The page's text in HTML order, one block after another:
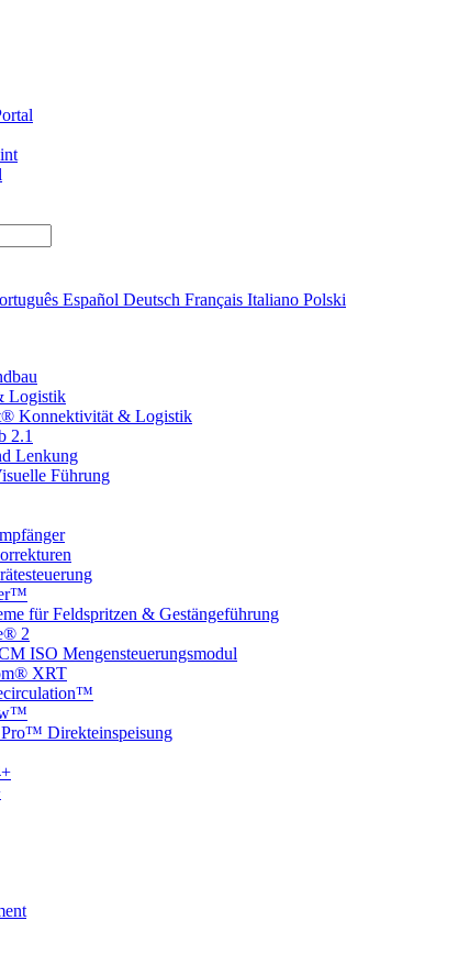
Español Deutsch Français Italiano Polski
Logistik
Konnektivität & Logistik
2.1
Lenkung
Führung
für Feldspritzen & Gestängeführung
2
ISO Mengensteuerungsmodul
XRT
Direkteinspeisung